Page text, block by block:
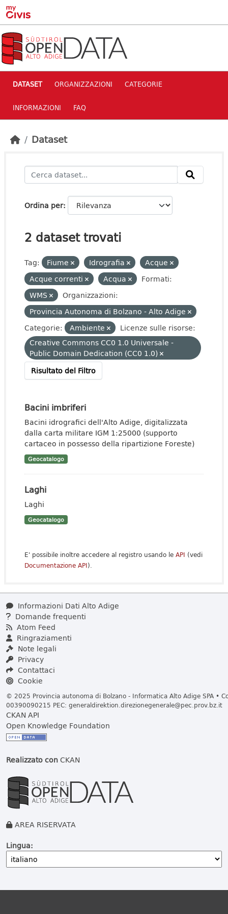
Skip to main content
DATASET ORGANIZZAZIONI CATEGORIE
INFORMAZIONI FAQ
Dataset
Ordina per
2 dataset trovati
Tag: Fiume Idrografia
Acque
Acque correnti
Acqua
Formati:
WMS
Organizzazioni:
Provincia Autonoma di Bolzano - Alto Adige
Categorie:
Ambiente
Licenze sulle risorse:
Creative Commons CC0 1.0 Universale -
Public Domain Dedication (CC0 1.0)
Risultato del Filtro
Bacini imbriferi
Bacini idrografici dell'Alto Adige, digitalizzata
dalla carta militare IGM 1:25000 (supporto
cartaceo in possesso della ripartizione Foreste)
Geocatalogo
Laghi
Laghi
Geocatalogo
E' possibile inoltre accedere al registro usando le API (vedi
Documentazione API).
Informazioni Dati Alto Adige
Domande frequenti
Atom Feed
Ringraziamenti
Note legali
Privacy
Contattaci
Cookie
© 2025 Provincia autonoma di Bolzano - Informatica Alto Adige SPA •
00390090215 PEC: generaldirektion.direzionegenerale@pec.prov.bz.it
CKAN API
Open Knowledge Foundation
Realizzato conCKAN
AREA RISERVATA
Lingua